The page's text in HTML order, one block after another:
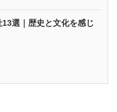
選｜歴史と文化を感じ